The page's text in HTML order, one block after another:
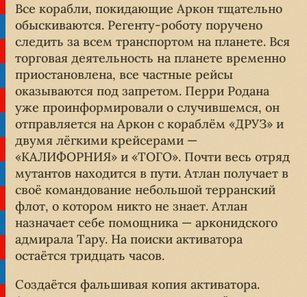
Все корабли, покидающие Аркон тщательно
обыскиваются. Регенту-роботу поручено
следить за всем транспортом на планете. Вся
торговая деятельность на планете временно
приостановлена, все частные рейсы
оказываются под запретом. Перри Родана
уже проинформировали о случившемся, он
отправляется на Аркон с кораблём «ДРУЗ» и
двумя лёгкими крейсерами —
«КАЛИФОРНИЯ» и «ТОГО». Почти весь отряд
мутантов находится в пути. Атлан получает в
своё командование небольшой терранский
флот, о котором никто не знает. Атлан
назначает себе помощника — арконидского
адмирала Тару. На поиски активатора
остаётся тридцать часов.
Создаётся фальшивая копия активатора.